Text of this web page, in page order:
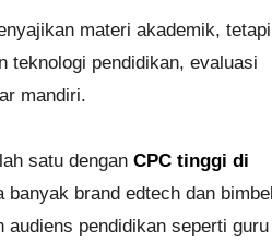
materi akademik, tetapi
teknologi pendidikan, evaluasi
mandiri.
satu dengan CPC tinggi di
banyak brand edtech dan
audiens pendidikan seperti guru